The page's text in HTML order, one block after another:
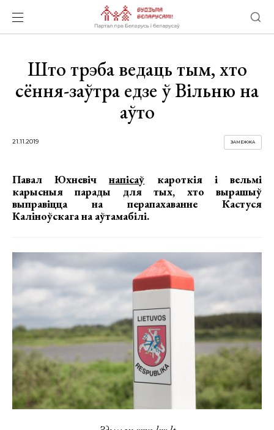
Што трэба ведаць тым, хто
сёння-заўтра едзе ў Вільню на
аўто
21.11.2019 ЗАМЕЖЖА
Павал Юхневічнапісаў кароткія і вельмі
карысныя парады для тых, хто вырашыў
выправіцца на перапахаванне Кастуся
Каліноўскага на аўтамабілі.